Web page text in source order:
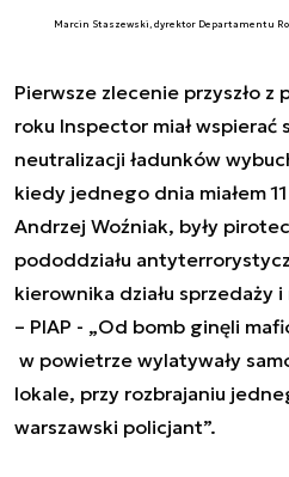
Marcin Staszewski, dyrektor Departamentu
Pierwsze zlecenie przyszło z
roku Inspector miał wspierać
neutralizacji ładunków
kiedy jednego dnia miałem
Andrzej Woźniak, były
pododdziału
kierownika działu sprzedaży
– PIAP - „Od bomb ginęli
w powietrze wylatywały
lokale, przy rozbrajaniu
warszawski policjant”.